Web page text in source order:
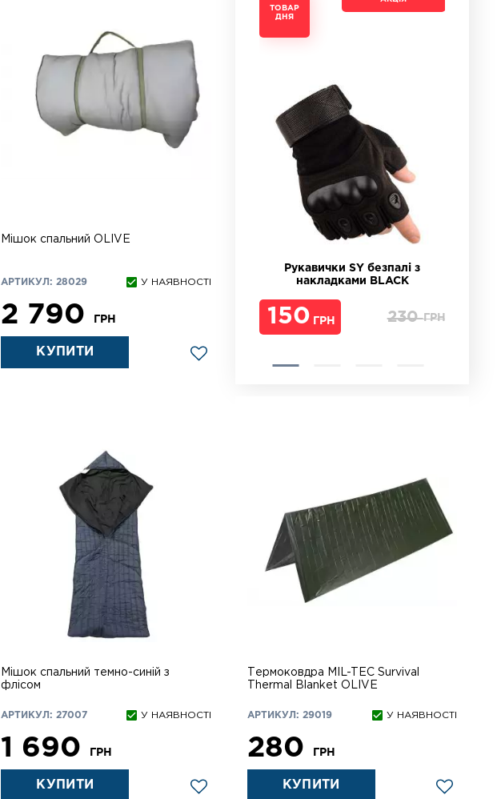
Мішок спальний OLIVE
АРТИКУЛ: 28029 У НАЯВНОСТІ
2 790 ГРН
КУПИТИ
ТОВАР
ДНЯ
Рукавички SY безпалі з
накладками BLACK
150 ГРН 230ГРН
ТОВАР
ДНЯ
ГРН ГРН
ТОВАР
ДНЯ
ГРН ГРН
ТОВАР
ДНЯ
Мішок спальний темно-синій з
флісом
АРТИКУЛ: 27007 У НАЯВНОСТІ
1 690 ГРН
КУПИТИ
Термоковдра MIL-TEC Survival
Thermal Blanket OLIVE
АРТИКУЛ: 29019 У НАЯВНОСТІ
280 ГРН
КУПИТИ